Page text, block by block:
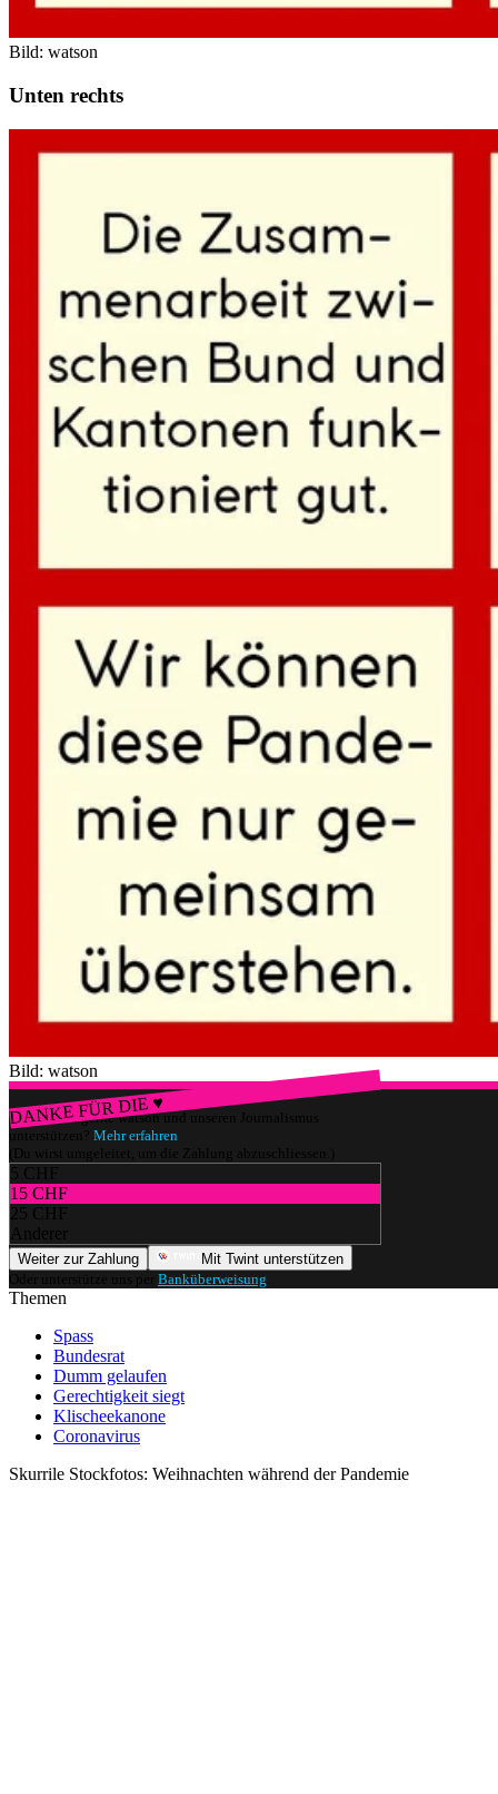
Bild: watson
Unten rechts
Bild: watson
DANKE FÜR DIE ♥
Würdest du gerne watson und unseren Journalismus
unterstützen? Mehr erfahren
(Du wirst umgeleitet, um die Zahlung abzuschliessen.)
5 CHF
15 CHF
25 CHF
Anderer
Weiter zur Zahlung
Mit Twint unterstützen
Oder unterstütze uns per Banküberweisung
Themen
Spass
Bundesrat
Dumm gelaufen
Gerechtigkeit siegt
Klischeekanone
Coronavirus
Skurrile Stockfotos: Weihnachten während der Pandemie